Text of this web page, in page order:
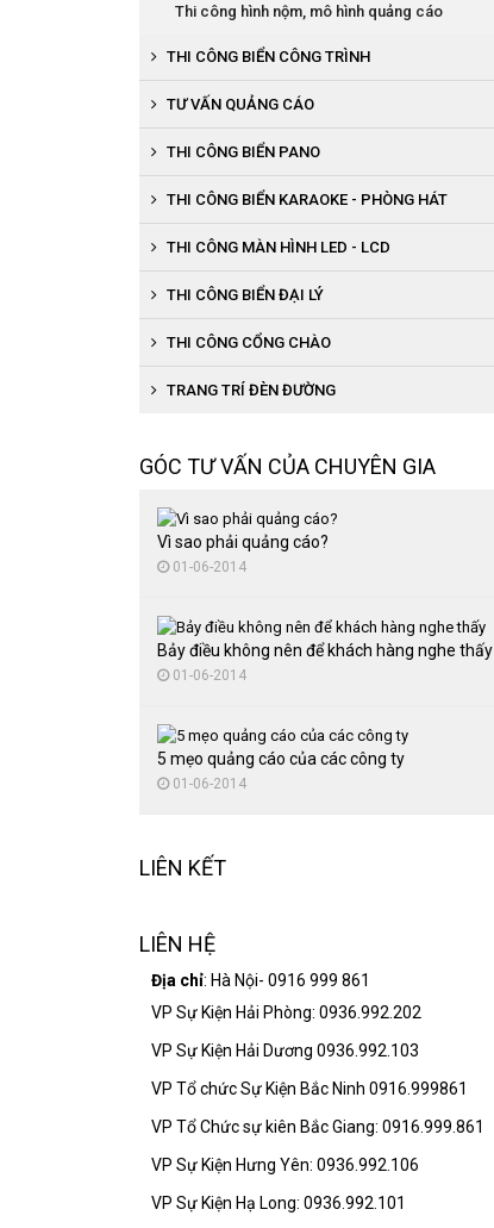
Thi công hình nộm, mô hình quảng cáo
THI CÔNG BIỂN CÔNG TRÌNH
Thi công biển tường quây công trình
TƯ VẤN QUẢNG CÁO
THI CÔNG BIỂN PANO
THI CÔNG BIỂN KARAOKE - PHÒNG HÁT
THI CÔNG MÀN HÌNH LED - LCD
THI CÔNG BIỂN ĐẠI LÝ
Thi công biển bạt đại lý
Thi công biển chữ nổi đại lý
THI CÔNG CỔNG CHÀO
TRANG TRÍ ĐÈN ĐƯỜNG
GÓC TƯ VẤN CỦA CHUYÊN GIA
Vì sao phải quảng cáo?
01-06-2014
Bảy điều không nên để khách hàng nghe thấy
01-06-2014
5 mẹo quảng cáo của các công ty
01-06-2014
LIÊN KẾT
LIÊN HỆ
Địa chỉ: Hà Nội- 0916 999 861
VP Sự Kiện Hải Phòng: 0936.992.202
VP Sự Kiện Hải Dương 0936.992.103
VP Tổ chức Sự Kiện Bắc Ninh 0916.999861
VP Tổ Chức sự kiên Bắc Giang: 0916.999.861
VP Sự Kiện Hưng Yên: 0936.992.106
VP Sự Kiện Hạ Long: 0936.992.101